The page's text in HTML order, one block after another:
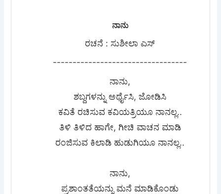
ನಾನು
ರಚನೆ : ಸುಶೀಲಾ ಎಸ್
----------------------------------
ನಾನು,
ಶಬ್ದಗಳನ್ನು ಅರ್ಥೈಸಿ, ಜೋಡಿಸಿ
ಕವಿತೆ ರಚಿಸುವ ಕವಿಯತ್ರಿಯೂ ನಾನಲ್ಲ..
ತಿಳಿ ತಿಳಿದ ಹಾಗೇ, ಗೀಚಿ ವಾಚನ ಮಾಡಿ
ರಂಜಿಸುವ ಕಿಲಾಡಿ ಹುಡುಗಿಯೂ ನಾನಲ್ಲ..
ನಾನು,
ಪ್ರಶಾಂತತೆಯನ್ನು ಮನೆ ಮಾಡಿಕೊಂಡು